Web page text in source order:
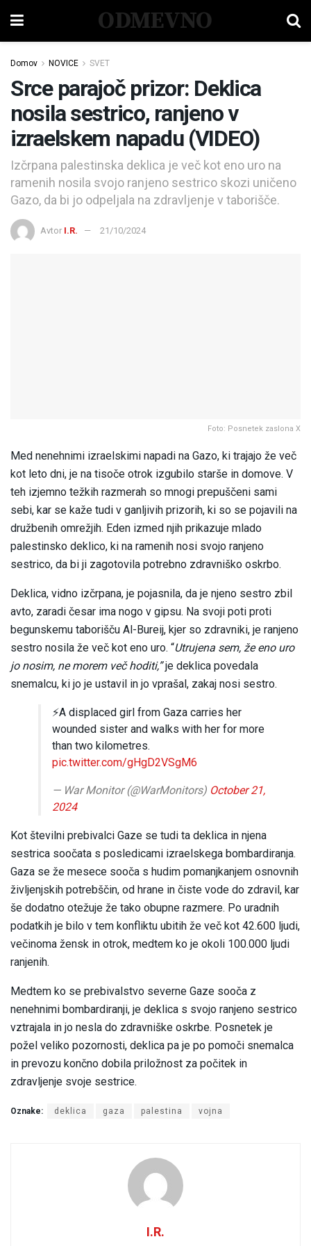
ODMEVNO
Domov NOVICE SVET
Srce parajoč prizor: Deklica
nosila sestrico, ranjeno v
izraelskem napadu (VIDEO)
Izčrpana palestinska deklica je več kot eno uro na
ramenih nosila svojo ranjeno sestrico skozi uničeno
Gazo, da bi jo odpeljala na zdravljenje v taborišče.
Avtor I.R. 21/10/2024
Foto: Posnetek zaslona X
Med nenehnimi izraelskimi napadi na Gazo, ki trajajo že več
kot leto dni, je na tisoče otrok izgubilo starše in domove. V
teh izjemno težkih razmerah so mnogi prepuščeni sami
sebi, kar se kaže tudi v ganljivih prizorih, ki so se pojavili na
družbenih omrežjih. Eden izmed njih prikazuje mlado
palestinsko deklico, ki na ramenih nosi svojo ranjeno
sestrico, da bi ji zagotovila potrebno zdravniško oskrbo.
Deklica, vidno izčrpana, je pojasnila, da je njeno sestro zbil
avto, zaradi česar ima nogo v gipsu. Na svoji poti proti
begunskemu taborišču Al-Bureij, kjer so zdravniki, je ranjeno
sestro nosila že več kot eno uro. “Utrujena sem, že eno uro
jo nosim, ne morem več hoditi,”je deklica povedala
snemalcu, ki jo je ustavil in jo vprašal, zakaj nosi sestro.
⚡️A displaced girl from Gaza carries her
wounded sister and walks with her for more
than two kilometres.
pic.twitter.com/gHgD2VSgM6
— War Monitor (@WarMonitors) October 21,
2024
Kot številni prebivalci Gaze se tudi ta deklica in njena
sestrica soočata s posledicami izraelskega bombardiranja.
Gaza se že mesece sooča s hudim pomanjkanjem osnovnih
življenjskih potrebščin, od hrane in čiste vode do zdravil, kar
še dodatno otežuje že tako obupne razmere. Po uradnih
podatkih je bilo v tem konfliktu ubitih že več kot 42.600 ljudi,
večinoma žensk in otrok, medtem ko je okoli 100.000 ljudi
ranjenih.
Medtem ko se prebivalstvo severne Gaze sooča z
nenehnimi bombardiranji, je deklica s svojo ranjeno sestrico
vztrajala in jo nesla do zdravniške oskrbe. Posnetek je
požel veliko pozornosti, deklica pa je po pomoči snemalca
in prevozu končno dobila priložnost za počitek in
zdravljenje svoje sestrice.
Oznake: deklica gaza palestina vojna
I.R.